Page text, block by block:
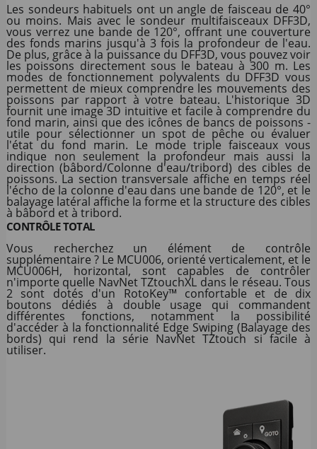
Les sondeurs habituels ont un angle de faisceau de 40°
ou moins. Mais avec le sondeur multifaisceaux DFF3D,
vous verrez une bande de 120°, offrant une couverture
des fonds marins jusqu'à 3 fois la profondeur de l'eau.
De plus, grâce à la puissance du DFF3D, vous pouvez voir
les poissons directement sous le bateau à 300 m. Les
modes de fonctionnement polyvalents du DFF3D vous
permettent de mieux comprendre les mouvements des
poissons par rapport à votre bateau. L'historique 3D
fournit une image 3D intuitive et facile à comprendre du
fond marin, ainsi que des icônes de bancs de poissons -
utile pour sélectionner un spot de pêche ou évaluer
l'état du fond marin. Le mode triple faisceaux vous
indique non seulement la profondeur mais aussi la
direction (bâbord/Colonne d'eau/tribord) des cibles de
poissons. La section transversale affiche en temps réel
l'écho de la colonne d'eau dans une bande de 120°, et le
balayage latéral affiche la forme et la structure des cibles
à bâbord et à tribord.
CONTRÔLE TOTAL
Vous recherchez un élément de contrôle
supplémentaire ? Le MCU006, orienté verticalement, et le
MCU006H, horizontal, sont capables de contrôler
n'importe quelle NavNet TZtouchXL dans le réseau. Tous
2 sont dotés d'un RotoKey™ confortable et de dix
boutons dédiés à double usage qui commandent
différentes fonctions, notamment la possibilité
d'accéder à la fonctionnalité Edge Swiping (Balayage des
bords) qui rend la série NavNet TZtouch si facile à
utiliser.